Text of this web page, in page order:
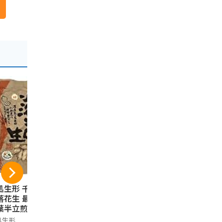
生形 千葉県八街
花生 最高級品種
半立煎りざや落
千葉半立200g